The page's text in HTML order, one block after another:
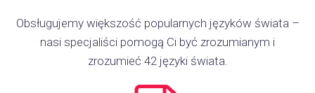
Obsługujemy większość popularnych języków świata –
nasi specjaliści pomogą Ci być zrozumianym i
zrozumieć 42 języki świata.